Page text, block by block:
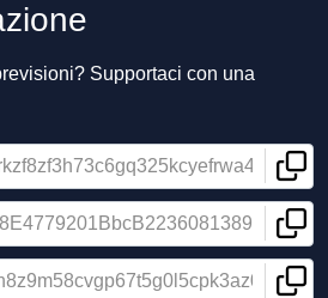
Supportaci con una